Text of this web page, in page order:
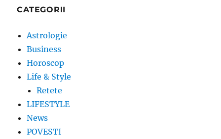
CATEGORII
Astrologie
Business
Horoscop
Life & Style
Retete
LIFESTYLE
News
POVESTI